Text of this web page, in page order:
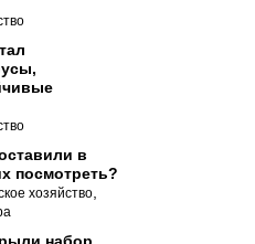
в
посмотреть?
хозяйство
набор